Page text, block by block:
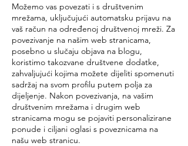
Možemo vas povezati i s društvenim
mrežama, uključujući automatsku prijavu na
vaš račun na određenoj društvenoj mreži. Za
povezivanje na našim web stranicama,
posebno u slučaju objava na blogu,
koristimo takozvane društvene dodatke,
zahvaljujući kojima možete dijeliti spomenuti
sadržaj na svom profilu putem polja za
dijeljenje. Nakon povezivanja, na vašim
društvenim mrežama i drugim web
stranicama mogu se pojaviti personalizirane
ponude i ciljani oglasi s poveznicama na
našu web stranicu.